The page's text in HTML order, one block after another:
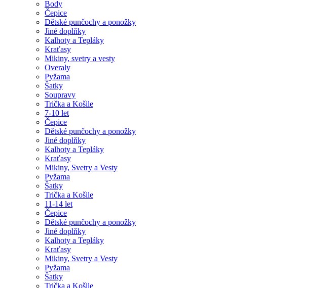
Body
Čepice
Dětské punčochy a ponožky
Jiné doplňky
Kalhoty a Tepláky
Kraťasy
Mikiny, svetry a vesty
Overaly
Pyžama
Šatky
Soupravy
Trička a Košile
7-10 let
Čepice
Dětské punčochy a ponožky
Jiné doplňky
Kalhoty a Tepláky
Kraťasy
Mikiny, Svetry a Vesty
Pyžama
Šatky
Trička a Košile
11-14 let
Čepice
Dětské punčochy a ponožky
Jiné doplňky
Kalhoty a Tepláky
Kraťasy
Mikiny, Svetry a Vesty
Pyžama
Šatky
Trička a Košile